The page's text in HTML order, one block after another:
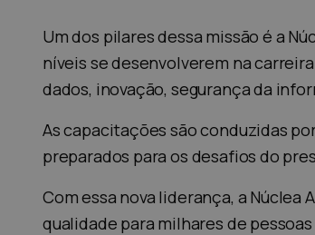
Um dos pilares dessa missão é a
níveis se desenvolverem na
dados, inovação, segurança da
As capacitações são conduzidas
preparados para os desafios do
Com essa nova liderança, a
qualidade para milhares de